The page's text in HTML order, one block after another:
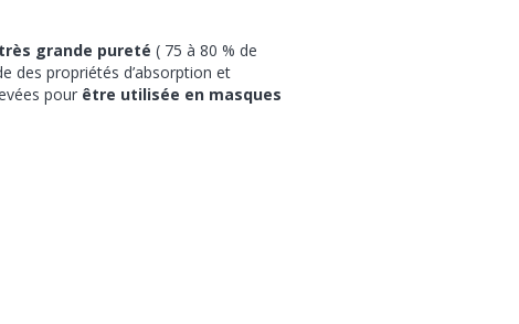
très grande pureté ( 75 à 80 % de
des propriétés d’absorption et
pourêtre utilisée en masques